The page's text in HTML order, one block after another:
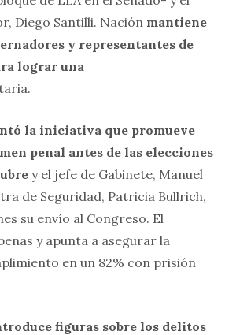
Diego Santilli. Nación mantiene
y representantes de
lograr una
la iniciativa que promueve
penal antes de las elecciones
y el jefe de Gabinete, Manuel
de Seguridad, Patricia Bullrich,
su envío al Congreso. El
y apunta a asegurar la
en un 82% con prisión
figuras sobre los delitos